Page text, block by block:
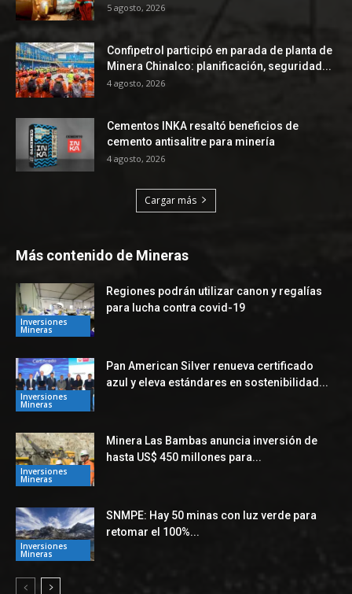
5 agosto, 2026
Confipetrol participó en parada de planta de
Minera Chinalco: planificación, seguridad...
4 agosto, 2026
Cementos INKA resaltó beneficios de
cemento antisalitre para minería
4 agosto, 2026
Cargar más
Más contenido de Mineras
Inversiones
Mineras
Regiones podrán utilizar canon y regalías
para lucha contra covid-19
Inversiones
Mineras
Pan American Silver renueva certificado
azul y eleva estándares en sostenibilidad...
Inversiones
Mineras
Minera Las Bambas anuncia inversión de
hasta US$ 450 millones para...
Inversiones
Mineras
SNMPE: Hay 50 minas con luz verde para
retomar el 100%...